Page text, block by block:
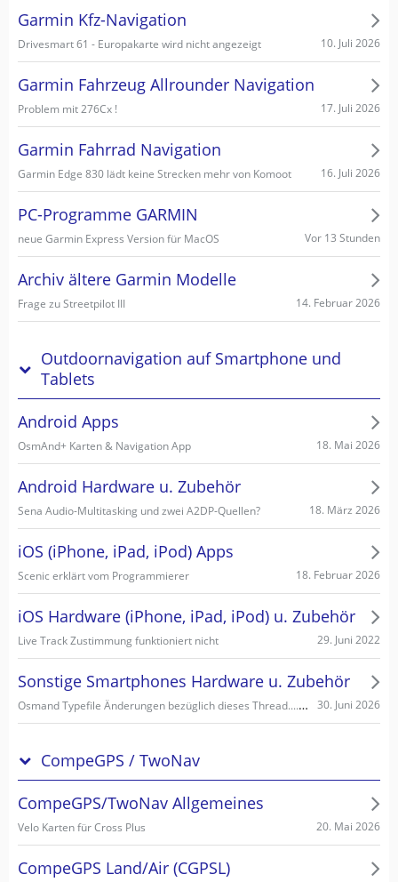
Garmin Kfz-Navigation
Drivesmart 61 - Europakarte wird nicht angezeigt 10. Juli 2026
Garmin Fahrzeug Allrounder Navigation
Problem mit 276Cx ! 17. Juli 2026
Garmin Fahrrad Navigation
Garmin Edge 830 lädt keine Strecken mehr von Komoot 16. Juli 2026
PC-Programme GARMIN
neue Garmin Express Version für MacOS Vor 13 Stunden
Archiv ältere Garmin Modelle
Frage zu Streetpilot III 14. Februar 2026
Outdoornavigation auf Smartphone und
Tablets
Android Apps
OsmAnd+ Karten & Navigation App 18. Mai 2026
Android Hardware u. Zubehör
Sena Audio-Multitasking und zwei A2DP-Quellen? 18. März 2026
iOS (iPhone, iPad, iPod) Apps
Scenic erklärt vom Programmierer 18. Februar 2026
iOS Hardware (iPhone, iPad, iPod) u. Zubehör
Live Track Zustimmung funktioniert nicht 29. Juni 2022
Sonstige Smartphones Hardware u. Zubehör
Osmand Typefile Änderungen bezüglich dieses Thread....., mögliche Fehlerquelle warum es nicht gehen kann... 30. Juni 2026
CompeGPS / TwoNav
CompeGPS/TwoNav Allgemeines
Velo Karten für Cross Plus 20. Mai 2026
CompeGPS Land/Air (CGPSL)